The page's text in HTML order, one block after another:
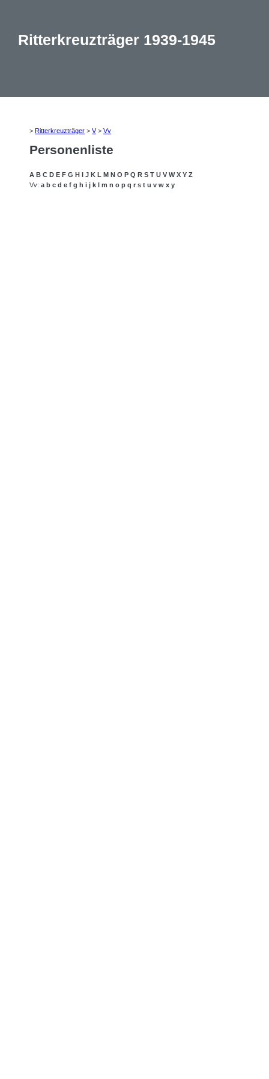
Ritterkreuzträger 1939-1945
> Ritterkreuzträger > V> Vv
Personenliste
A B C D E F G H I J K L M N O P Q R S T U V W X Y Z
Vv: a b c d e f g h i j k l m n o p q r s t u v w x y